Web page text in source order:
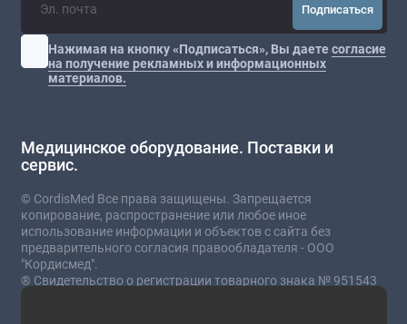
Подписаться
Нажимая на кнопку «Подписаться», Вы даетесогласие
на получение рекламных и информационных
материалов.
Медицинское оборудование. Поставки и
сервис.
© CordisMed Все права защищены. Запрещается
копирование, распространение или любое иное
использование информации и объектов с сайта без
предварительного согласия правообладателя - ООО
"Кордисмед".
® Свидетельство о регистрации товарного знака № 951543
от 03.07.2023